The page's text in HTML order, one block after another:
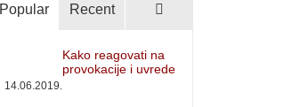
Popular Recent
Kako reagovati na
provokacije i uvrede
14.06.2019.